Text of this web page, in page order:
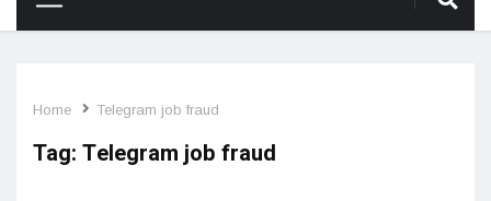
Home Telegram job fraud
Tag: Telegram job fraud